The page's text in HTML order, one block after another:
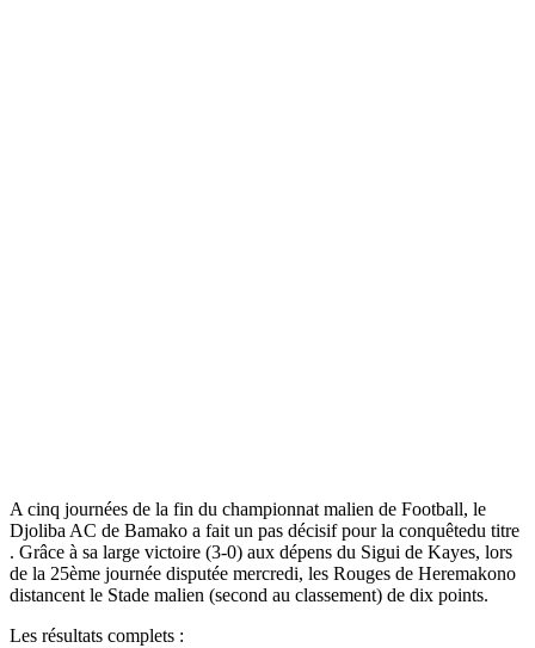
A cinq journées de la fin du championnat malien de Football, le
Djoliba AC de Bamako a fait un pas décisif pour la conquêtedu titre
. Grâce à sa large victoire (3-0) aux dépens du Sigui de Kayes, lors
de la 25ème journée disputée mercredi, les Rouges de Heremakono
distancent le Stade malien (second au classement) de dix points.
Les résultats complets :